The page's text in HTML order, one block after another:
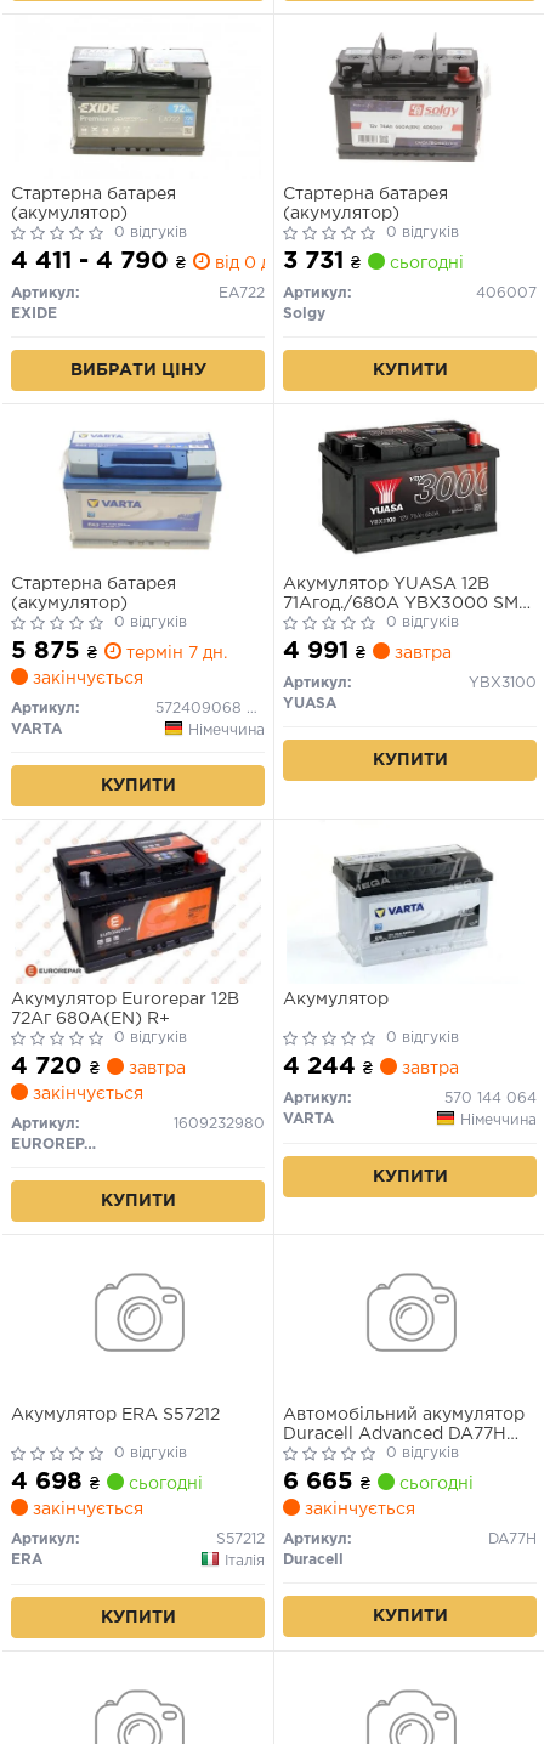
Стартерна батарея
(акумулятор)
0 відгуків
4 411 - 4 790 ₴ від 0 дн.
Артикул:
EA722
EXIDE
ВИБРАТИ ЦІНУ
Стартерна батарея
(акумулятор)
0 відгуків
3 731 ₴ сьогодні
Артикул:
406007
Solgy
КУПИТИ
Стартерна батарея
(акумулятор)
0 відгуків
5 875 ₴
термін 7 дн.
закінчується
Артикул:
572409068 3132
VARTA
Німеччина
КУПИТИ
Акумулятор YUASA 12В
71Агод./680А YBX3000 SMF
(R+ стандартні) 278x175x175
B13 - монтажний фланець
10.5мм (пусковий)
0 відгуків
4 991 ₴ завтра
Артикул:
YBX3100
YUASA
КУПИТИ
Акумулятор Eurorepar 12В
72Аг 680А(EN) R+
0 відгуків
4 720 ₴
завтра
закінчується
Артикул:
1609232980
EUROREPAR
КУПИТИ
Акумулятор
0 відгуків
4 244 ₴ завтра
Артикул:
570 144 064
VARTA
Німеччина
КУПИТИ
Акумулятор ERA S57212
0 відгуків
4 698 ₴
сьогодні
закінчується
Артикул:
S57212
ERA
Італія
КУПИТИ
Автомобільний акумулятор
Duracell Advanced DA77H
77Ah 700A R+0 відгуків
6 665 ₴
сьогодні
закінчується
Артикул:
DA77H
Duracell
КУПИТИ